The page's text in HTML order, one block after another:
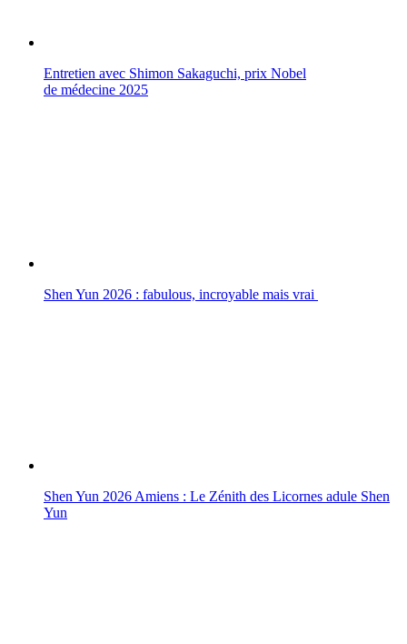
Entretien avec Shimon Sakaguchi, prix Nobel
de médecine 2025
Shen Yun 2026 : fabulous, incroyable mais vrai
Shen Yun 2026 Amiens : Le Zénith des Licornes adule Shen
Yun